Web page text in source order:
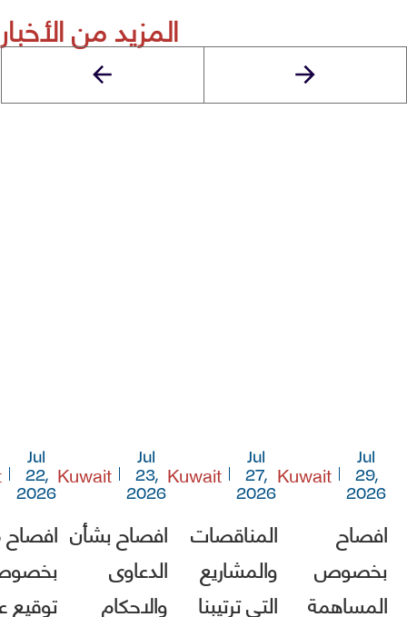
المزيد من الأخبار
Jul
29,
2026
Kuwait
افصاح
بخصوص
المساهمة
Jul
27,
2026
Kuwait
المناقصات
والمشاريع
التي ترتيبنا
Jul
23,
2026
Kuwait
افصاح بشأن
الدعاوى
والاحكام
Jul
22,
2026
توقيع